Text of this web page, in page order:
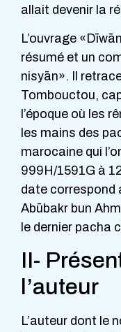
allait devenir la
L’ouvrage
résumé et un
nisyān». Il
Tombouctou,
l’époque où les
les mains des
marocaine qui
999H/1591G à
date correspond
Abūbakr bun
le dernier pacha
II-
l’auteur
L’auteur dont le